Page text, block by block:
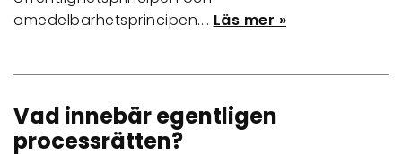
omedelbarhetsprincipen.… Läs mer »
Vad innebär egentligen
processrätten?